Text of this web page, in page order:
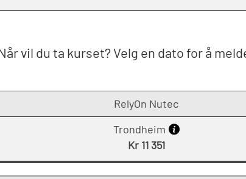
vil du ta kurset? Velg en dato for å
RelyOn Nutec
Trondheim
Kr 11 351